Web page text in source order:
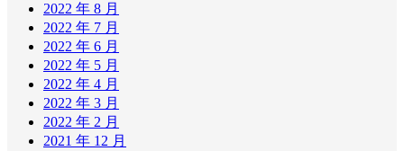
2022 年 8 月
2022 年 7 月
2022 年 6 月
2022 年 5 月
2022 年 4 月
2022 年 3 月
2022 年 2 月
2021 年 12 月